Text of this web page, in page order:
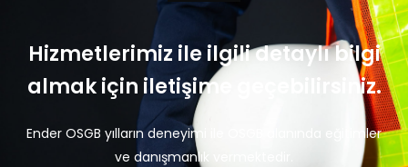
Hizmetlerimiz ile ilgili detaylı bilgi
almak için iletişime geçebilirsiniz.
Ender OSGB yılların deneyimi ile OSGB alanında eğitimler
ve danışmanlık vermektedir.